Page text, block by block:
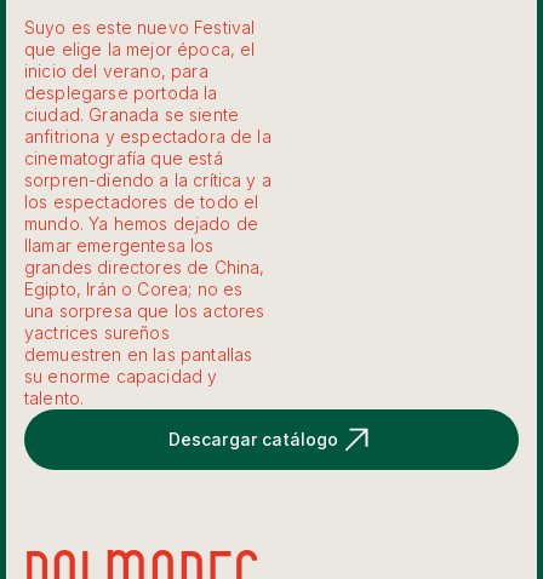
Suyo es este nuevo Festival
que elige la mejor época, el
inicio del verano, para
desplegarse portoda la
ciudad. Granada se siente
anfitriona y espectadora de la
cinematografía que está
sorpren-diendo a la crítica y a
los espectadores de todo el
mundo. Ya hemos dejado de
llamar emergentesa los
grandes directores de China,
Egipto, Irán o Corea; no es
una sorpresa que los actores
yactrices sureños
demuestren en las pantallas
su enorme capacidad y
talento.
Descargar catálogo